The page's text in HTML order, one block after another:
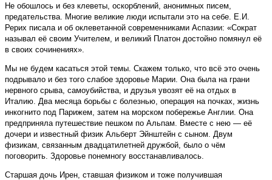
Не обошлось и без клеветы, оскорблений, анонимных писем,
предательства. Многие великие люди испытали это на себе. Е.И.
Рерих писала и об оклеветанной современниками Аспазии: «Сократ
называл её своим Учителем, и великий Платон достойно помянул её
в своих сочинениях».
Мы не будем касаться этой темы. Скажем только, что всё это очень
подрывало и без того слабое здоровье Марии. Она была на грани
нервного срыва, самоубийства, и друзья увозят её на отдых в
Италию. Два месяца борьбы с болезнью, операция на почках, жизнь
инкогнито под Парижем, затем на морском побережье Англии. Она
предприняла путешествие пешком по Альпам. Вместе с нею — её
дочери и известный физик Альберт Эйнштейн с сыном. Двум
физикам, связанным двадцатилетней дружбой, было о чём
поговорить. Здоровье понемногу восстанавливалось.
Старшая дочь Ирен, ставшая физиком и тоже получившая